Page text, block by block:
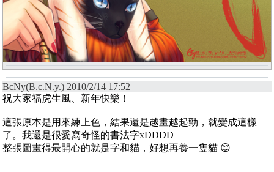
BcNy(B.c.N.y.) 2010/2/14 17:52
祝大家福虎生風、新年快樂！
這張原本是用來練上色，結果還是越畫越起勁，就變成這樣
了。我還是很愛寫奇怪的書法字xDDDD
整張圖畫得最開心的就是字和貓，好想再養一隻貓 😊